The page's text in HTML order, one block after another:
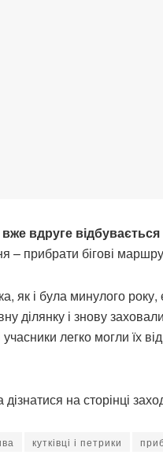
вдруге
– прибрати бігові
як і була минулого
ділянку і знову
легко могли їх
на сторінці
кутківці і петрики